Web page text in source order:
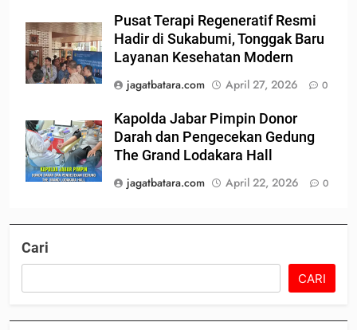
Pusat Terapi Regeneratif Resmi
Hadir di Sukabumi, Tonggak Baru
Layanan Kesehatan Modern
jagatbatara.com
April 27, 2026 0
Kapolda Jabar Pimpin Donor
Darah dan Pengecekan Gedung
The Grand Lodakara Hall
jagatbatara.com
April 22, 2026 0
Cari
CARI